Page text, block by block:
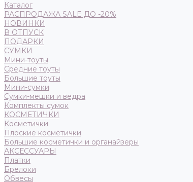
Каталог
РАСПРОДАЖА SALE ДО -20%
НОВИНКИ
В ОТПУСК
ПОДАРКИ
СУМКИ
Мини-тоуты
Средние тоуты
Большие тоуты
Мини-сумки
Сумки-мешки и ведра
Комплекты сумок
КОСМЕТИЧКИ
Косметички
Плоские косметички
Большие косметички и органайзеры
АКСЕССУАРЫ
Платки
Брелоки
Обвесы